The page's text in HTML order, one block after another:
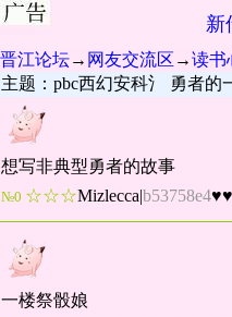
新
晋江论坛→ 网友交流区 →读书
主题：pbc西幻安科氵 勇者的
想写非典型勇者的故事
№0 ☆☆☆Mizlecca|b53758e4
一楼祭骰娘